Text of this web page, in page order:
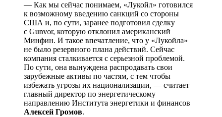
— Как мы сейчас понимаем, «Лукойл» готовился
к возможному введению санкций со стороны
США и, по сути, заранее подготовил сделку
с Gunvor, которую отклонил американский
Минфин. И такое впечатление, что у «Лукойла»
не было резервного плана действий. Сейчас
компания сталкивается с серьезной проблемой.
По сути, она вынуждена распродавать свои
зарубежные активы по частям, с тем чтобы
избежать угрозы их национализации, — считает
главный директор по энергетическому
направлению Института энергетики и финансов
Алексей Громов.